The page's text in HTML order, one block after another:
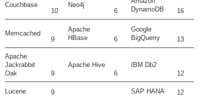
Couchbase
10
Neo4j
6
DynamoDB
16
Memcached
9
Apache
HBase
6
Google
BigQuerry
13
Apache
Jackrabbit
Oak
9
Apache Hive
6
IBM Db2
12
Lucene 9 SAP HANA 12